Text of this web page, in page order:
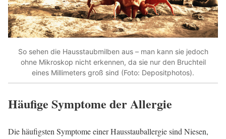
So sehen die Hausstaubmilben aus – man kann sie jedoch
ohne Mikroskop nicht erkennen, da sie nur den Bruchteil
eines Millimeters groß sind (Foto: Depositphotos).
Häufige Symptome der Allergie
Die häufigsten Symptome einer Hausstauballergie sind Niesen,